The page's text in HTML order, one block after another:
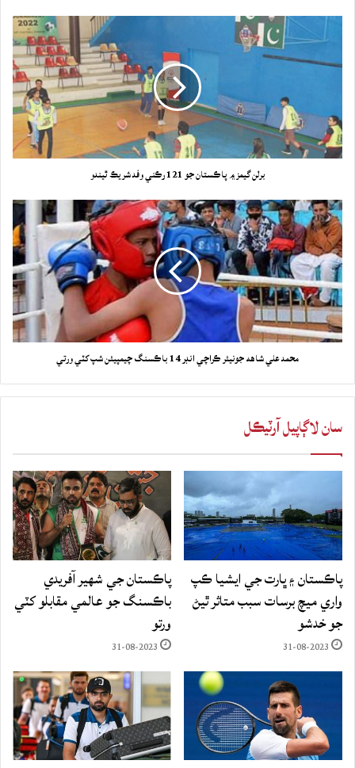
برلن گيمز ۾ پاڪستان جو 121 رڪني وفد شريڪ ٿيندو
محمد علي شاهه جونيئر ڪراچي انڊر 14 باڪسنگ چيمپيئن شپ کٽي ورتي
سان لاڳاپيل آرٽيڪل
پاڪستان ۽ ڀارت جي ايشيا ڪپ
واري ميچ برسات سبب متاثر ٿيڻ
جو خدشو
31-08-2023
پاڪستان جي شهير آفريدي
باڪسنگ جو عالمي مقابلو کٽي
ورتو
31-08-2023